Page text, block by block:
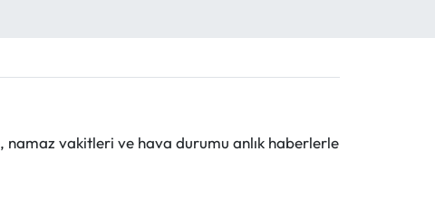
namaz vakitleri ve hava durumu anlık haberlerle